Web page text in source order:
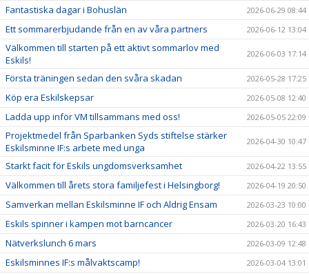
Fantastiska dagar i Bohuslän 2026-06-29 08:44
Ett sommarerbjudande från en av våra partners 2026-06-12 13:04
Välkommen till starten på ett aktivt sommarlov med
Eskils!
2026-06-03 17:14
Första träningen sedan den svåra skadan 2026-05-28 17:25
Köp era Eskilskepsar 2026-05-08 12:40
Ladda upp inför VM tillsammans med oss! 2026-05-05 22:09
Projektmedel från Sparbanken Syds stiftelse stärker
Eskilsminne IF:s arbete med unga
2026-04-30 10:47
Starkt facit för Eskils ungdomsverksamhet 2026-04-22 13:55
Välkommen till årets stora familjefest i Helsingborg! 2026-04-19 20:50
Samverkan mellan Eskilsminne IF och Aldrig Ensam 2026-03-23 10:00
Eskils spinner i kampen mot barncancer 2026-03-20 16:43
Nätverkslunch 6 mars 2026-03-09 12:48
Eskilsminnes IF:s målvaktscamp! 2026-03-04 13:01